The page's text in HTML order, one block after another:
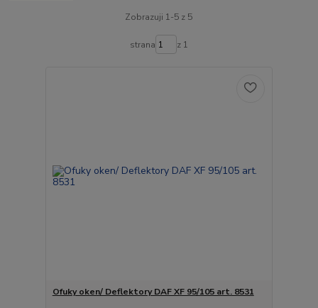
Zobrazuji 1-5 z 5
strana z 1
Ofuky oken/ Deflektory DAF XF 95/105 art. 8531